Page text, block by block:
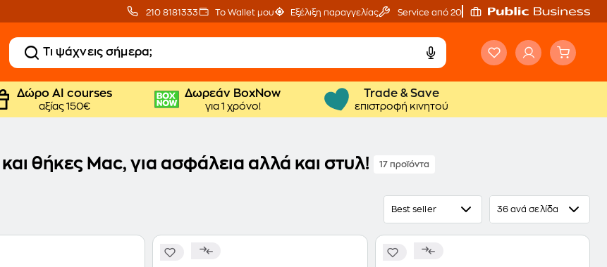
210 8181333 Το Wallet μου Εξέλιξη παραγγελίας Service από 20'
Δώρο ΑΙ courses
αξίας 150€
Δωρεάν BoxNow
για 1 χρόνο!
Trade & Save
επιστροφή κινητού
θήκες Mac, για ασφάλεια αλλά και στυλ! 17 προϊόντα
Best seller 36 ανά σελίδα